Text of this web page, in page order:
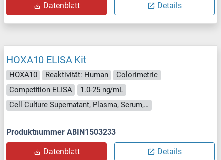
Datenblatt Details
HOXA10 ELISA Kit
HOXA10 Reaktivität: Human
Colorimetric
Competition ELISA
1.0-25 ng/mL
Cell Culture Supernatant, Plasma, Serum, Tissue Homogenate
Produktnummer ABIN1503233
Datenblatt Details